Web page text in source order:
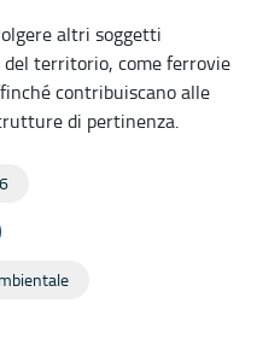
altri soggetti
territorio, come ferrovie
contribuiscano alle
di pertinenza.